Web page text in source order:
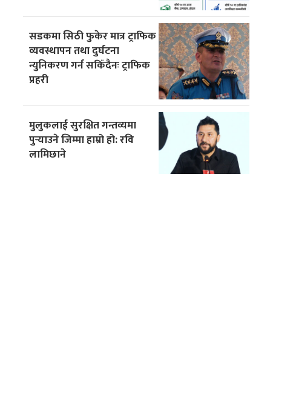
सडकमा सिठी फुकेर मात्र ट्राफिक
व्यवस्थापन तथा दुर्घटना
न्युनिकरण गर्न सकिँदैनः ट्राफिक
प्रहरी
मुलुकलाई सुरक्षित गन्तव्यमा
पुर्‍याउने जिम्मा हाम्रो हो: रवि
लामिछाने